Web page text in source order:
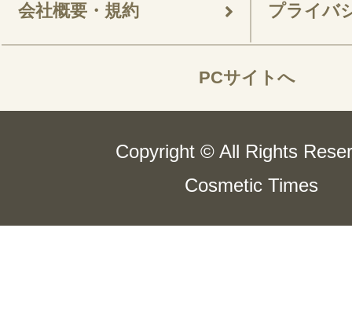
会社概要・規約 プライバ
PCサイトへ
Copyright © All Rights
Cosmetic Times